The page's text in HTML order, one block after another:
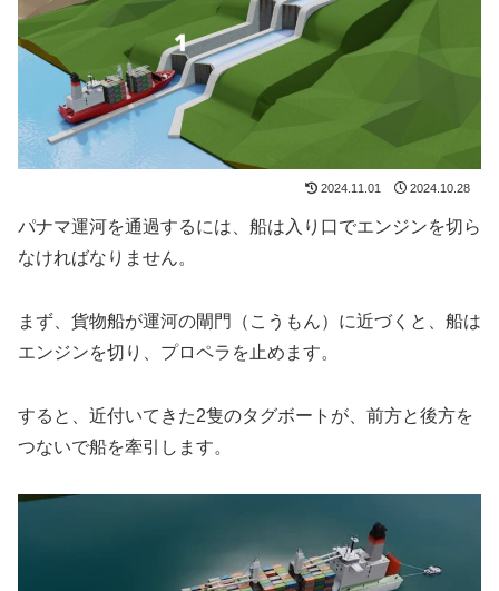
2024.11.01 2024.10.28
パナマ運河を通過するには、船は入り口でエンジンを切ら
なければなりません。
まず、貨物船が運河の閘門（こうもん）に近づくと、船は
エンジンを切り、プロペラを止めます。
すると、近付いてきた2隻のタグボートが、前方と後方を
つないで船を牽引します。